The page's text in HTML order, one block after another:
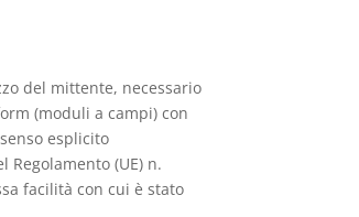
del mittente, necessario
(moduli a campi) con
esplicito
Regolamento (UE) n.
facilità con cui è stato